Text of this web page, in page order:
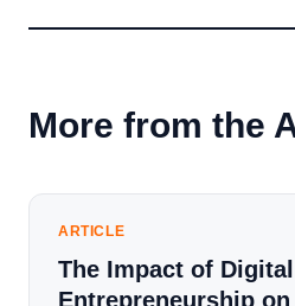
More from the
ARTICLE
The Impact of
Entrepreneurship on